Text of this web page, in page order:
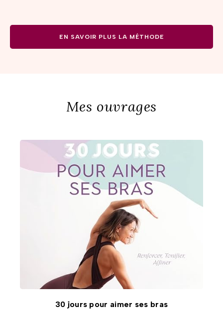
EN SAVOIR PLUS LA MÉTHODE
Mes ouvrages
30 jours pour aimer ses bras